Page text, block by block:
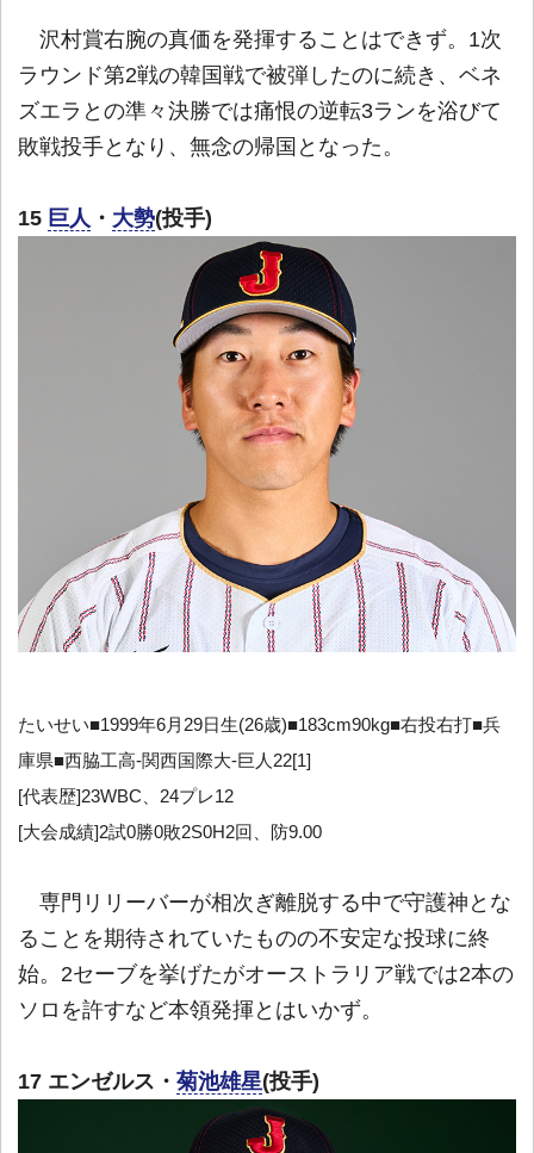
沢村賞右腕の真価を発揮することはできず。1次
ラウンド第2戦の韓国戦で被弾したのに続き、ベネ
ズエラとの準々決勝では痛恨の逆転3ランを浴びて
敗戦投手となり、無念の帰国となった。
15 巨人 ・ 大勢(投手)
たいせい■1999年6月29日生(26歳)■183cm90kg■右投右打■兵
庫県■西脇工高-関西国際大-巨人22[1]
[代表歴]23WBC、24プレ12
[大会成績]2試0勝0敗2S0H2回、防9.00
専門リリーバーが相次ぎ離脱する中で守護神とな
ることを期待されていたものの不安定な投球に終
始。2セーブを挙げたがオーストラリア戦では2本の
ソロを許すなど本領発揮とはいかず。
17 エンゼルス・ 菊池雄星(投手)